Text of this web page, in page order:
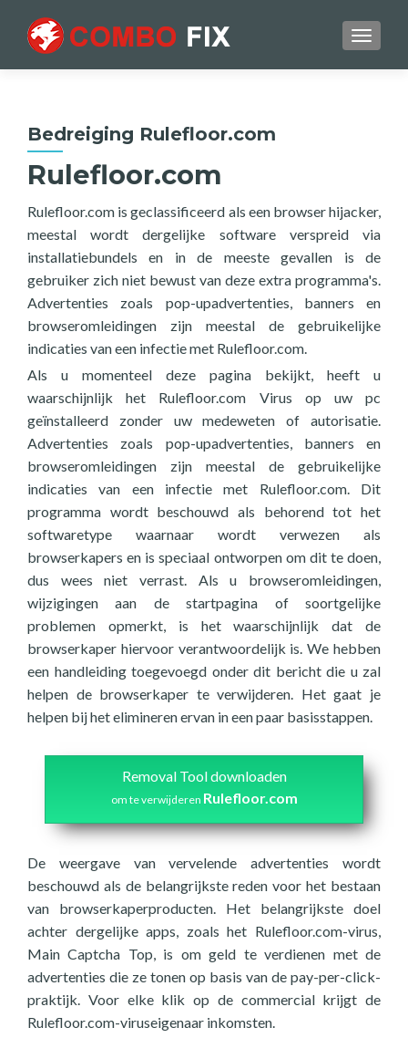
Bedreiging Rulefloor.com
Rulefloor.com
Rulefloor.com is geclassificeerd als een browser hijacker,
meestal wordt dergelijke software verspreid via
installatiebundels en in de meeste gevallen is de
gebruiker zich niet bewust van deze extra programma's.
Advertenties zoals pop-upadvertenties, banners en
browseromleidingen zijn meestal de gebruikelijke
indicaties van een infectie met Rulefloor.com.
Als u momenteel deze pagina bekijkt, heeft u
waarschijnlijk het Rulefloor.com Virus op uw pc
geïnstalleerd zonder uw medeweten of autorisatie.
Advertenties zoals pop-upadvertenties, banners en
browseromleidingen zijn meestal de gebruikelijke
indicaties van een infectie met Rulefloor.com. Dit
programma wordt beschouwd als behorend tot het
softwaretype waarnaar wordt verwezen als
browserkapers en is speciaal ontworpen om dit te doen,
dus wees niet verrast. Als u browseromleidingen,
wijzigingen aan de startpagina of soortgelijke
problemen opmerkt, is het waarschijnlijk dat de
browserkaper hiervoor verantwoordelijk is. We hebben
een handleiding toegevoegd onder dit bericht die u zal
helpen de browserkaper te verwijderen. Het gaat je
helpen bij het elimineren ervan in een paar basisstappen.
Removal Tool downloaden
om te verwijderen Rulefloor.com
De weergave van vervelende advertenties wordt
beschouwd als de belangrijkste reden voor het bestaan
van browserkaperproducten. Het belangrijkste doel
achter dergelijke apps, zoals het Rulefloor.com-virus,
Main Captcha Top, is om geld te verdienen met de
advertenties die ze tonen op basis van de pay-per-click-
praktijk. Voor elke klik op de commercial krijgt de
Rulefloor.com-viruseigenaar inkomsten.